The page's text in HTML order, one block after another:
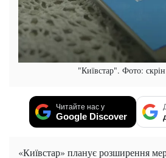
"Київстар". Фото:
Читайте нас у
Google Discover
«Київстар» планує розширення